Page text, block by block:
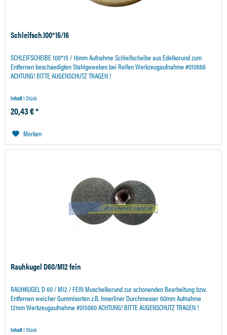
Schleifsch.100*15/16
SCHLEIFSCHEIBE 100*15 / 16mm Aufnahme Schleifscheibe aus Edelkorund zum
Entfernen beschaedigten Stahlgewebes bei Reifen Werkzeugaufnahme #010666
ACHTUNG! BITTE AUGENSCHUTZ TRAGEN !
Inhalt1 Stück
20,43 € *
Merken
Rauhkugel D60/M12 fein
RAUHKUGEL D 60 / M12 / FEIN Muschelkorund zur schonenden Bearbeitung bzw.
Entfernen weicher Gummisorten z.B. Innerliner Durchmesser 60mm Aufnahme
12mm Werkzeugaufnahme #015060 ACHTUNG! BITTE AUGENSCHUTZ TRAGEN !
Inhalt1 Stück